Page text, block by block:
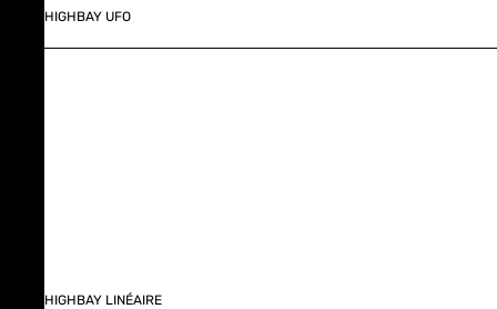
HIGHBAY UFO
HIGHBAY LINÉAIRE